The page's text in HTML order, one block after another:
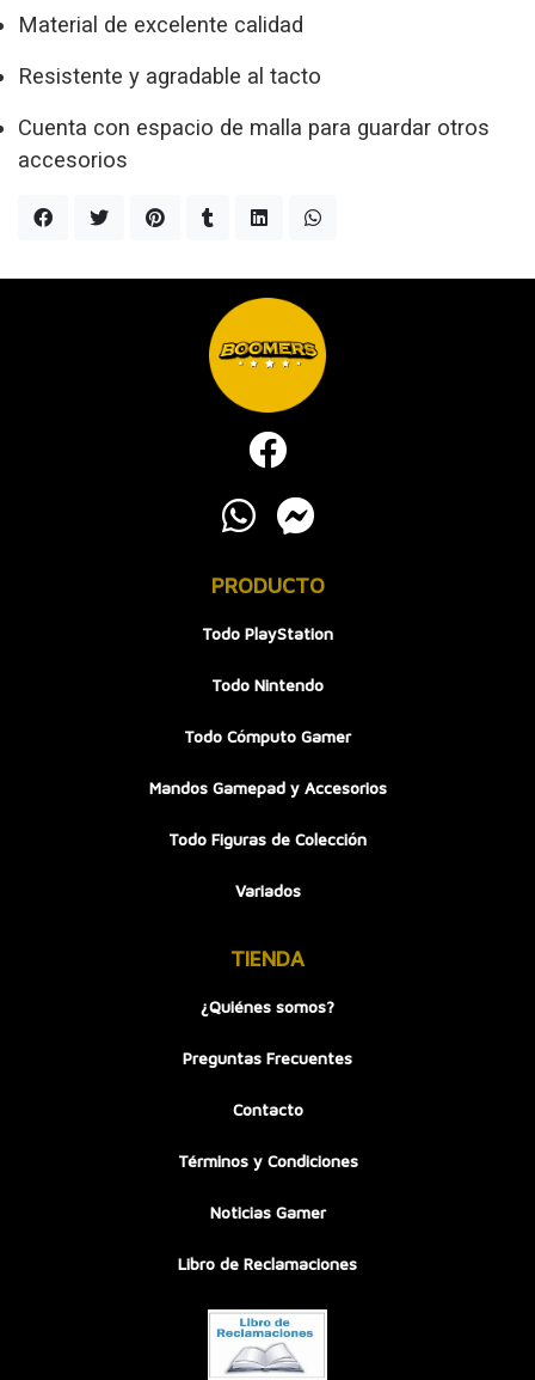
Material de excelente calidad
Resistente y agradable al tacto
Cuenta con espacio de malla para guardar otros
accesorios
PRODUCTO
Todo PlayStation
Todo Nintendo
Todo Cómputo Gamer
Mandos Gamepad y Accesorios
Todo Figuras de Colección
Variados
TIENDA
¿Quiénes somos?
Preguntas Frecuentes
Contacto
Términos y Condiciones
Noticias Gamer
Libro de Reclamaciones